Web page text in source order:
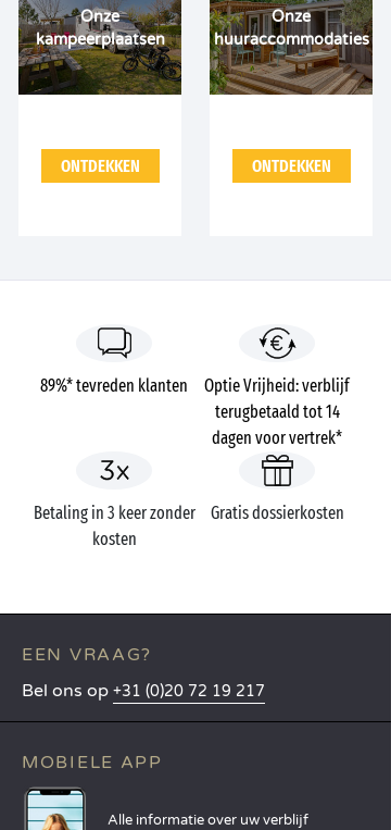
Onze
kampeerplaatsen
ONTDEKKEN
Onze
huuraccommodaties
ONTDEKKEN
89%* tevreden klanten
Optie Vrijheid: verblijf
terugbetaald tot 14
dagen voor vertrek*
Betaling in 3 keer zonder
kosten
Gratis dossierkosten
EEN VRAAG?
Bel ons op +31 (0)20 72 19 217
MOBIELE APP
Alle informatie over uw verblijf